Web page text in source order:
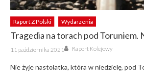
Raport Z Polski Wydarzenia
Tragedia na torach pod Toruniem.
Posted
on
11 października 2021 Author
Raport Kolejowy
Nie żyje nastolatka, która w niedzielę, pod